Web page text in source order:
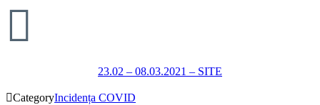

23.02 – 08.03.2021 – SITE
CategoryIncidența COVID